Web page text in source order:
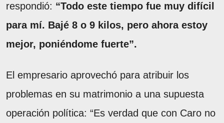
respondió: “Todo este tiempo fue muy difícil
para mí. Bajé 8 o 9 kilos, pero ahora estoy
mejor, poniéndome fuerte”.
El empresario aprovechó para atribuir los
problemas en su matrimonio a una supuesta
operación política: “Es verdad que con Caro no